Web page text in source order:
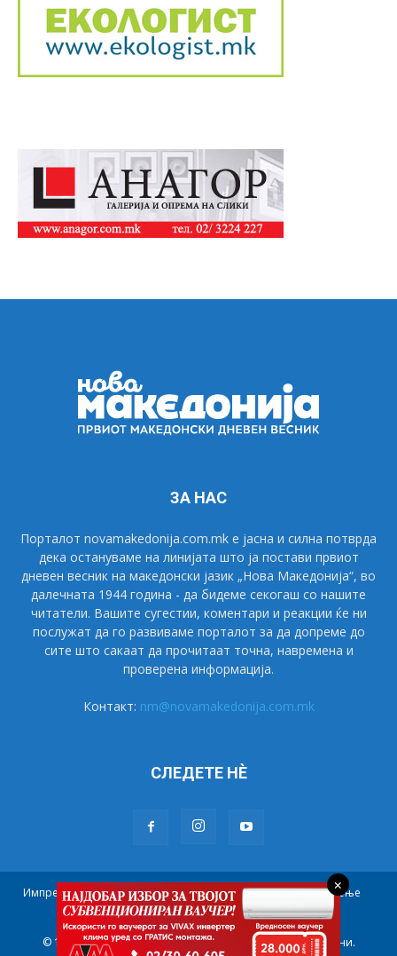
ЗА НАС
Порталот novamakedonija.com.mk е јасна и силна потврда
дека остануваме на линијата што ја постави првиот
дневен весник на македонски јазик „Нова Македонија“, во
далечната 1944 година - да бидеме секогаш со нашите
читатели. Вашите сугестии, коментари и реакции ќе ни
послужат да го развиваме порталот за да допреме до
сите што сакаат да прочитаат точна, навремена и
проверена информација.
Контакт: nm@novamakedonija.com.mk
СЛЕДЕТЕ НÈ
Импресум Маркетинг Претплата
Правила на користење
Контакт
© 1944 - 2021 НОВА МАКЕДОНИЈА. Сите права се задржани.
×